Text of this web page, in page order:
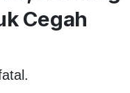
Cegah